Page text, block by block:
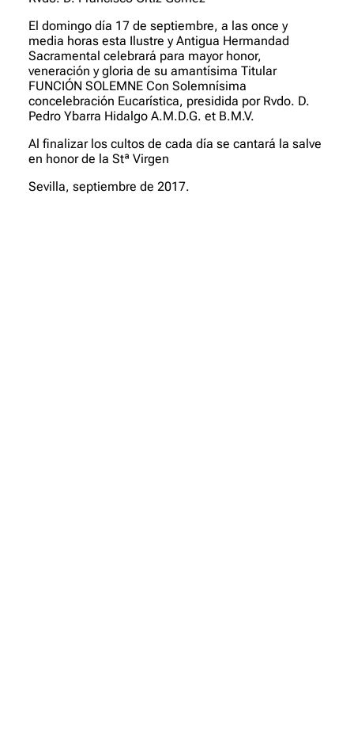
El domingo día 17 de septiembre, a las once y
media horas esta Ilustre y Antigua Hermandad
Sacramental celebrará para mayor honor,
veneración y gloria de su amantísima Titular
FUNCIÓN SOLEMNE Con Solemnísima
concelebración Eucarística, presidida por Rvdo. D.
Pedro Ybarra Hidalgo A.M.D.G. et B.M.V.
Al finalizar los cultos de cada día se cantará la salve
en honor de la Stª Virgen
Sevilla, septiembre de 2017.